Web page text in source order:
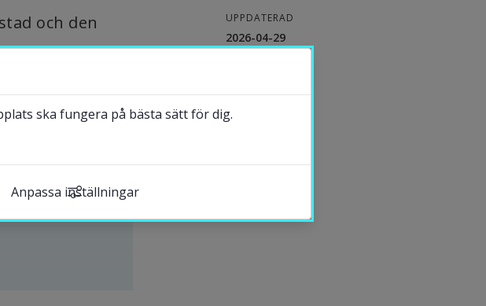
och den
riktlinjer för
UPPDATERAD
2026-04-29
vfu@hh.se
DELA
ska fungera på bästa sätt för dig.
Anpassa inställningar